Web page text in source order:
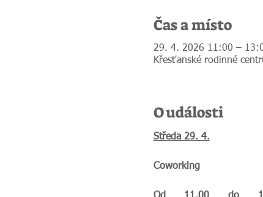
Čas a místo
29. 4. 2026 11:00 –
Křesťanské rodinné
O události
Středa 29. 4.
Coworking